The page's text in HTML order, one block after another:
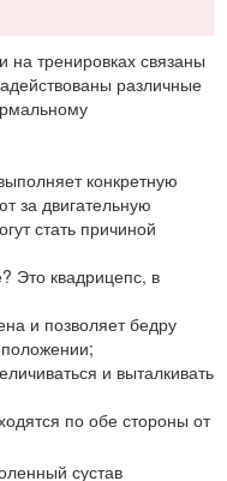
тренировках связаны
различные
конкретную
за двигательную
стать причиной
Это квадрицепс, в
и позволяет бедру
и выталкивать
по обе стороны от